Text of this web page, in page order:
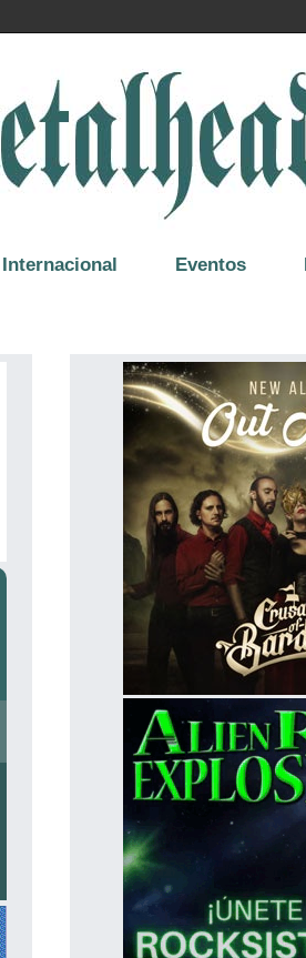
Internacional Eventos